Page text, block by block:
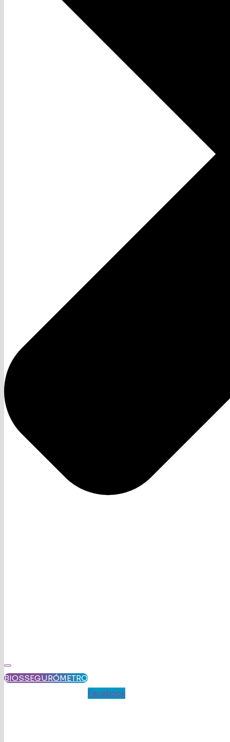
BIOSSEGURÓMETRO
Facebook